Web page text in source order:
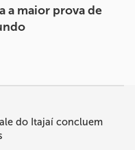
a maior prova de
do Itajaí concluem